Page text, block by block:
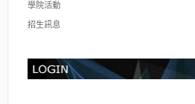
學院活動
招生訊息